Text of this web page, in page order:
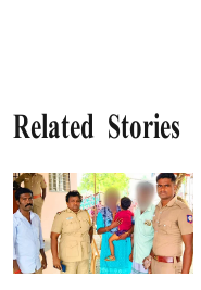
Related Stories